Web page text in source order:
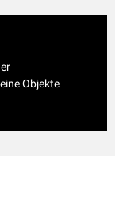
Objekte